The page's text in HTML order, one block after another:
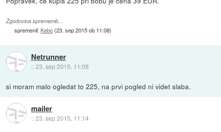
Zgodovina sprememb…
spremenil: Kebo(23. sep 2015 ob 11:08)
Netrunner
::23. sep 2015, 11:08
si moram malo ogledat to 225, na prvi pogled ni videt slaba.
mailer
::23. sep 2015, 11:14